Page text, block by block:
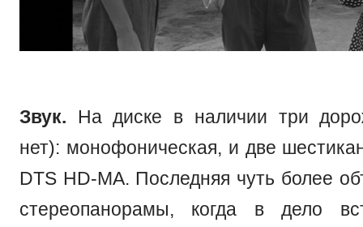
Звук. На диске в наличии три
нет): монофоническая, и две
DTS HD-MA. Последняя чуть более
стереопанорамы, когда в дело